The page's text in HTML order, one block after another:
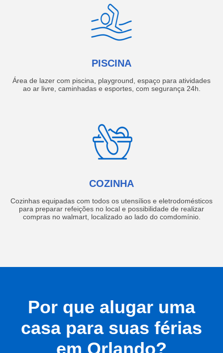
PISCINA
Área de lazer com piscina, playground, espaço para atividades
ao ar livre, caminhadas e esportes, com segurança 24h.
COZINHA
Cozinhas equipadas com todos os utensílios e eletrodomésticos
para preparar refeições no local e possibilidade de realizar
compras no walmart, localizado ao lado do comdomínio.
Por que alugar uma
casa para suas férias
em Orlando?